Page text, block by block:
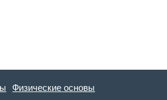
Физические основы